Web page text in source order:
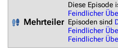
Stargate Universe
Stargate Origins
Stargate Infinity
Mehrteiler
Diese Episode
Feindlicher
Episoden sind
Feindlicher
Feindlicher